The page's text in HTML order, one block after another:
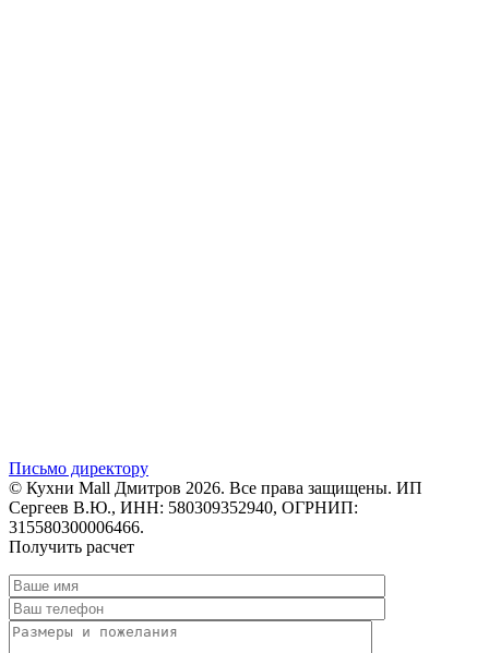
Письмо директору
© Кухни Mall Дмитров 2026. Все права защищены. ИП
Сергеев В.Ю., ИНН: 580309352940, ОГРНИП:
315580300006466.
Получить расчет